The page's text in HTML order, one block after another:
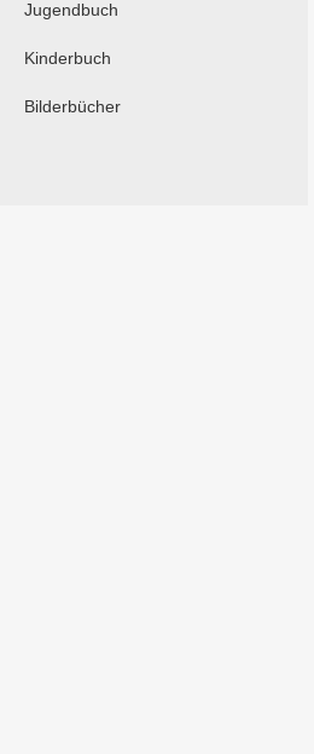
Jugendbuch
Kinderbuch
Bilderbücher